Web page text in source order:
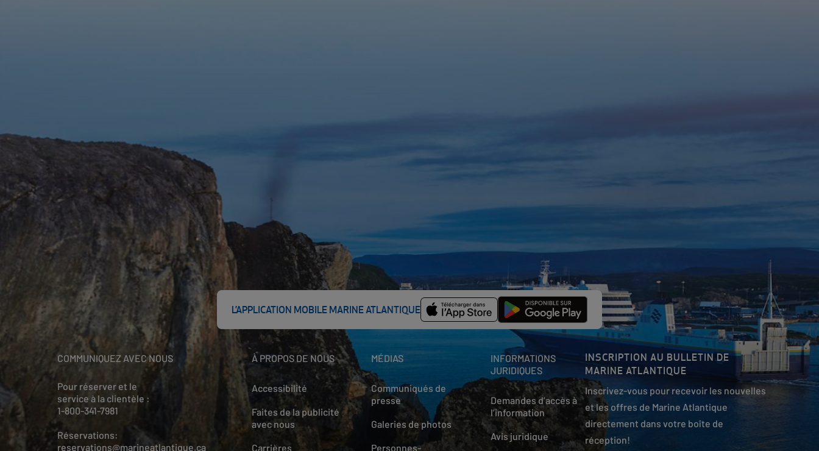
L’APPLICATION MOBILE MARINE ATLANTIQUE
COMMUNIQUEZ AVEC NOUS
Pour réserver et le
service à la clientèle :
1-800-341-7981
Réservations:
reservations@marineatlantique.ca
À PROPOS DE NOUS
Accessibilité
Faites de la publicité
avec nous
Carrières
MÉDIAS
Communiqués de
presse
Galeries de photos
Personnes-
INFORMATIONS
JURIDIQUES
Demandes d’accès à
l’information
Avis juridique
INSCRIPTION AU BULLETIN DE
MARINE ATLANTIQUE
Inscrivez-vous pour recevoir les nouvelles
et les offres de Marine Atlantique
directement dans votre boîte de
réception!